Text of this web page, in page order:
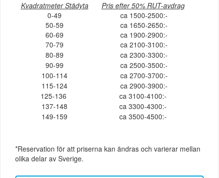
Kvadratmeter Städyta
Pris efter 50% RUT-avdrag
0-49
ca 1500-2500:-
50-59
ca 1650-2650:-
60-69
ca 1900-2900:-
70-79
ca 2100-3100:-
80-89
ca 2300-3300:-
90-99
ca 2500-3500:-
100-114
ca 2700-3700:-
115-124
ca 2900-3900:-
125-136
ca 3100-4100:-
137-148
ca 3300-4300:-
149-159
ca 3500-4500:-
*Reservation för att priserna kan ändras och varierar mellan
olika delar av Sverige.